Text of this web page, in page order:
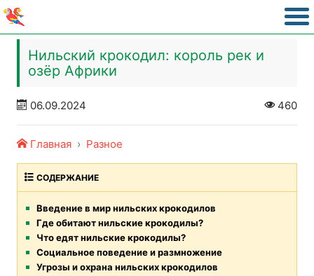
Нильский крокодил: король рек и
озёр Африки
06.09.2024 460
Главная Разное
СОДЕРЖАНИЕ
Введение в мир нильских крокодилов
Где обитают нильские крокодилы?
Что едят нильские крокодилы?
Социальное поведение и размножение
Угрозы и охрана нильских крокодилов